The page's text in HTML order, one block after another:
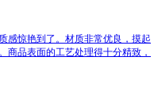
感惊艳到了。材质非常优良，摸起
商品表面的工艺处理得十分精致，